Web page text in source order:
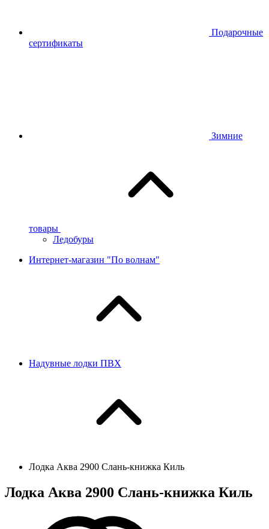
Подарочные
сертификаты
Зимние
товары
Ледобуры
Интернет-магазин "По волнам"
Надувные лодки ПВХ
Лодка Аква 2900 Слань-книжка Киль
Лодка Аква 2900 Слань-книжка Киль